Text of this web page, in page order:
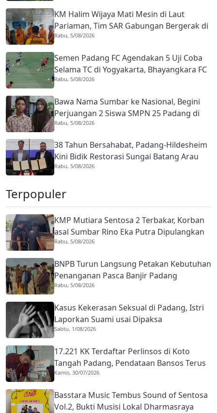
KM Halim Wijaya Mati Mesin di Laut
Pariaman, Tim SAR Gabungan Bergerak di
Tengah Hujan Deras
Rabu, 5/08/2026
Semen Padang FC Agendakan 5 Uji Coba
Selama TC di Yogyakarta, Bhayangkara FC
Jadi Lawan Perdana
Rabu, 5/08/2026
Bawa Nama Sumbar ke Nasional, Begini
Perjuangan 2 Siswa SMPN 25 Padang di
O2SN
Rabu, 5/08/2026
38 Tahun Bersahabat, Padang-Hildesheim
Kini Bidik Restorasi Sungai Batang Arau
Rabu, 5/08/2026
Terpopuler
KMP Mutiara Sentosa 2 Terbakar, Korban
asal Sumbar Rino Eka Putra Dipulangkan
ke Agam
Rabu, 5/08/2026
BNPB Turun Langsung Petakan Kebutuhan
Penanganan Pasca Banjir Padang
Rabu, 5/08/2026
Kasus Kekerasan Seksual di Padang, Istri
Laporkan Suami usai Dipaksa
Berhubungan dengan Pria Asing
Sabtu, 1/08/2026
17.221 KK Terdaftar Perlinsos di Koto
Tangah Padang, Pendataan Bansos Terus
Diperkuat
Kamis, 30/07/2026
Basstara Music Tembus Sound of Sentosa
Vol.2, Bukti Musisi Lokal Dharmasraya